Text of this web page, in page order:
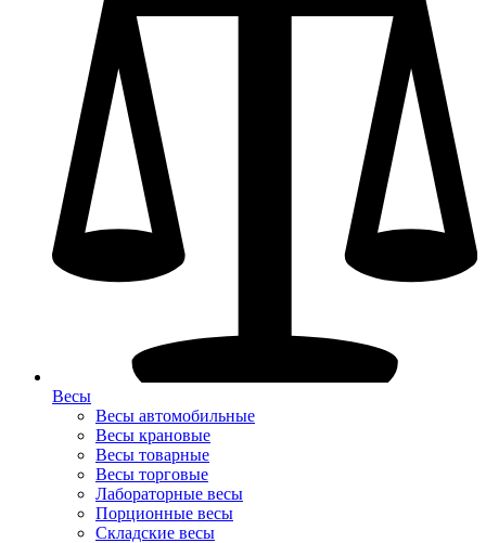
Весы
Весы автомобильные
Весы крановые
Весы товарные
Весы торговые
Лабораторные весы
Порционные весы
Складские весы